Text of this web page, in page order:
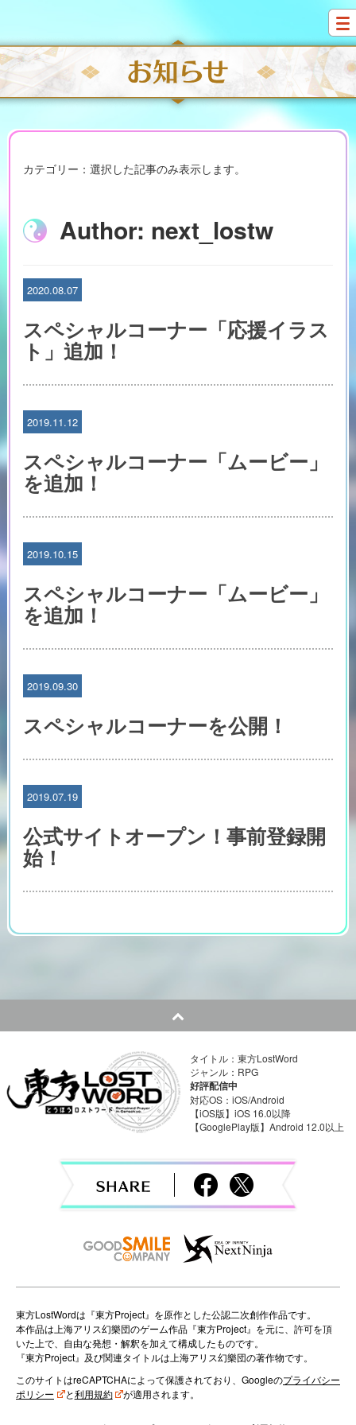
i
p
t
o
c
カテゴリー：選択した記事のみ表示します。
Author: next_lostw
2020.08.07
スペシャルコーナー「応援イラス
ト」追加！
2019.11.12
スペシャルコーナー「ムービー」
を追加！
2019.10.15
スペシャルコーナー「ムービー」
を追加！
2019.09.30
スペシャルコーナーを公開！
2019.07.19
公式サイトオープン！事前登録開
始！
タイトル：東方LostWord
ジャンル：RPG
好評配信中
対応OS：iOS/Android
【iOS版】iOS 16.0以降
【GooglePlay版】Android 12.0以上
東方LostWordは『東方Project』を原作とした公認二次創作作品です。
本作品は上海アリス幻樂団のゲーム作品『東方Project』を元に、許可を頂
いた上で、自由な発想・解釈を加えて構成したものです。
『東方Project』及び関連タイトルは上海アリス幻樂団の著作物です。
このサイトはreCAPTCHAによって保護されており、Googleのプライバシー
ポリシー
と利用規約 が適用されます。